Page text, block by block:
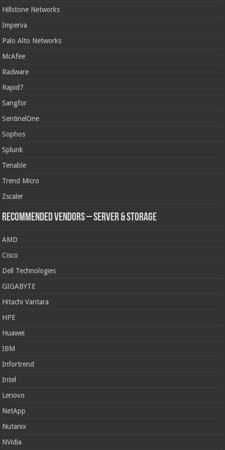
Hillstone Networks
Imperva
Palo Alto Networks
McAfee
Radware
Rapid7
Sangfor
SentinelOne
Sophos
Splunk
Tenable
Trend Micro
Zscaler
Recommended Vendors – Server & Storage
AMD
Cisco
Dell Technologies
GIGABYTE
Hitachi Vantara
HPE
Huawei
IBM
Infortrend
Intel
Lenovo
NetApp
Nutanix
NVidia